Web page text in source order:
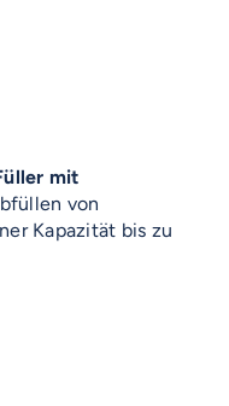
mit
von
Kapazität bis zu